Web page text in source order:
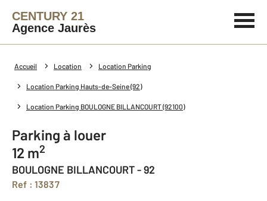
CENTURY 21
Agence Jaurès
Accueil Location Location Parking
Location Parking Hauts-de-Seine (92)
Location Parking BOULOGNE BILLANCOURT (92100)
Parking à louer
12 m2
BOULOGNE BILLANCOURT - 92
Ref : 13837